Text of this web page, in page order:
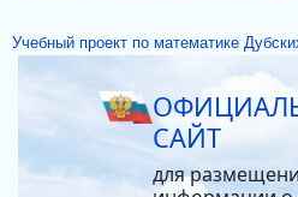
Учебный проект по математике
САЙТ
для